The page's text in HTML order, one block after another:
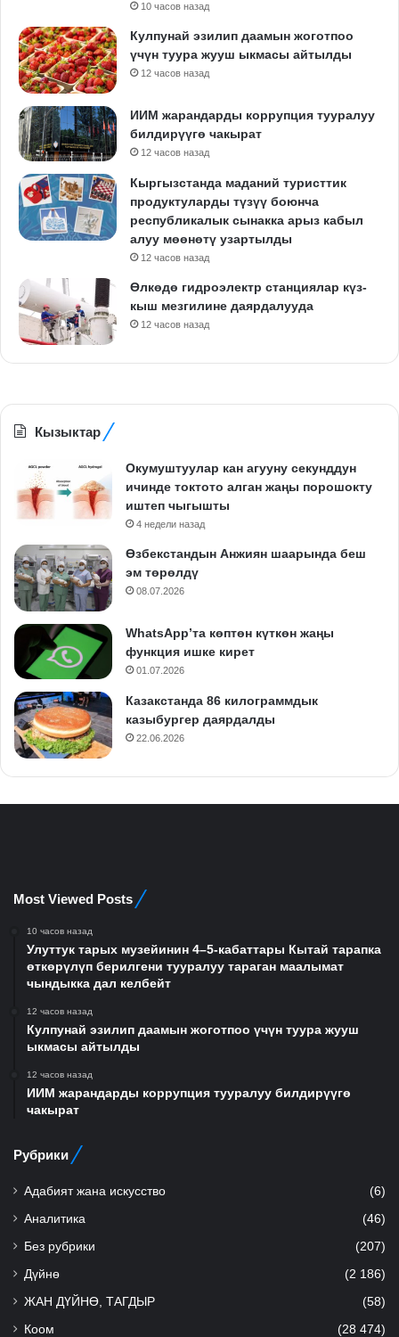
10 часов назад
Кулпунай эзилип даамын жоготпоо
үчүн туура жууш ыкмасы айтылды
12 часов назад
ИИМ жарандарды коррупция тууралуу
билдирүүгө чакырат
12 часов назад
Кыргызстанда маданий туристтик
продуктуларды түзүү боюнча
республикалык сынакка арыз кабыл
алуу мөөнөтү узартылды
12 часов назад
Өлкөдө гидроэлектр станциялар күз-
кыш мезгилине даярдалууда
12 часов назад
Кызыктар
Окумуштуулар кан агууну секунддун
ичинде токтото алган жаңы порошокту
иштеп чыгышты
4 недели назад
Өзбекстандын Анжиян шаарында беш
эм төрөлдү
08.07.2026
WhatsApp’та көптөн күткөн жаңы
функция ишке кирет
01.07.2026
Казакстанда 86 килограммдык
казыбургер даярдалды
22.06.2026
Most Viewed Posts
10 часов назад
Улуттук тарых музейинин 4–5-кабаттары Кытай тарапка
өткөрүлүп берилгени тууралуу тараган маалымат
чындыкка дал келбейт
12 часов назад
Кулпунай эзилип даамын жоготпоо үчүн туура жууш
ыкмасы айтылды
12 часов назад
ИИМ жарандарды коррупция тууралуу билдирүүгө
чакырат
Рубрики
Адабият жана искусство (6)
Аналитика (46)
Без рубрики (207)
Дүйнө (2 186)
ЖАН ДҮЙНӨ, ТАГДЫР (58)
Коом (28 474)